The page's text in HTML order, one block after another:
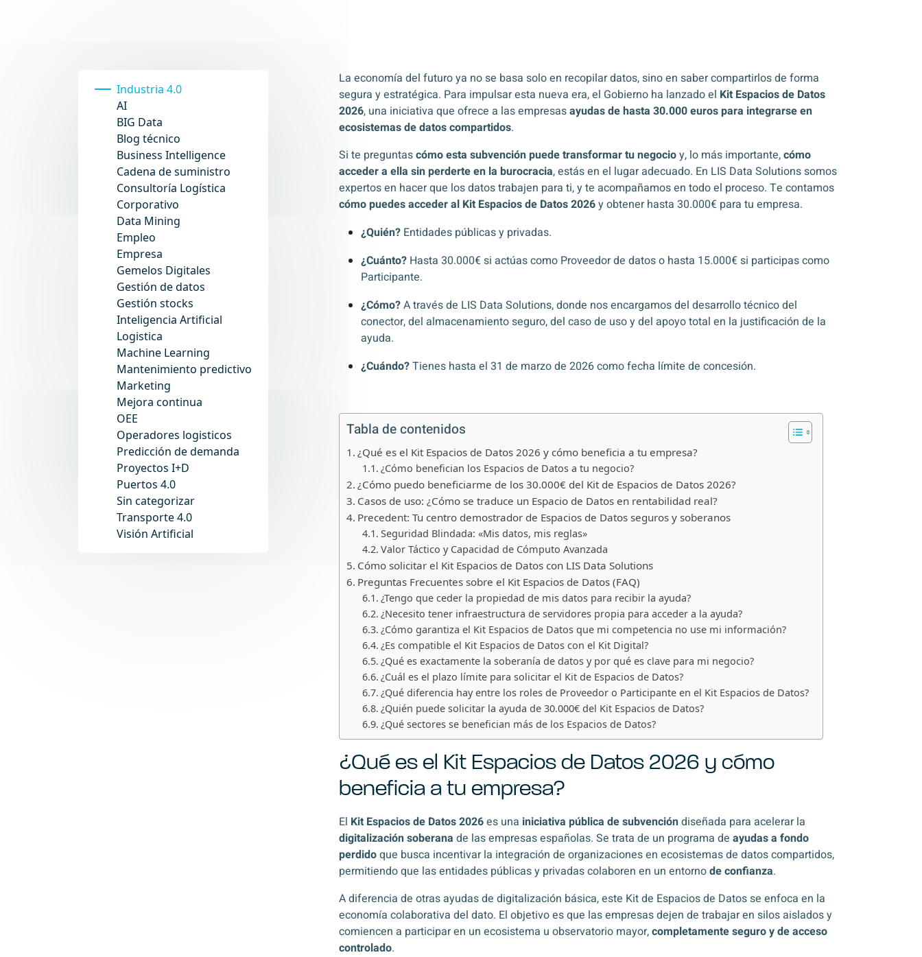
Industria 4.0
AI
BIG Data
Blog técnico
Business Intelligence
Cadena de suministro
Consultoría Logística
Corporativo
Data Mining
Empleo
Empresa
Gemelos Digitales
Gestión de datos
Gestión stocks
Inteligencia Artificial
Logistica
Machine Learning
Mantenimiento predictivo
Marketing
Mejora continua
OEE
Operadores logisticos
Predicción de demanda
Proyectos I+D
Puertos 4.0
Sin categorizar
Transporte 4.0
Visión Artificial
La economía del futuro ya no se basa solo en recopilar datos, sino en saber compartirlos de forma
segura y estratégica. Para impulsar esta nueva era, el Gobierno ha lanzado el Kit Espacios de Datos
2026, una iniciativa que ofrece a las empresasayudas de hasta 30.000 euros para integrarse en
ecosistemas de datos compartidos.
Si te preguntascómo esta subvención puede transformar tu negocioy, lo más importante,cómo
acceder a ella sin perderte en la burocracia, estás en el lugar adecuado. En LIS Data Solutions somos
expertos en hacer que los datos trabajen para ti, y te acompañamos en todo el proceso. Te contamos
cómo puedes acceder al Kit Espacios de Datos 2026y obtener hasta 30.000€ para tu empresa.
¿Quién? Entidades públicas y privadas.
¿Cuánto? Hasta 30.000€ si actúas como Proveedor de datos o hasta 15.000€ si participas como
Participante.
¿Cómo?A través de LIS Data Solutions, donde nos encargamos del desarrollo técnico del
conector, del almacenamiento seguro, del caso de uso y del apoyo total en la justificación de la
ayuda.
¿Cuándo?Tienes hasta el 31 de marzo de 2026 como fecha límite de concesión.
Tabla de contenidos
¿Qué es el Kit Espacios de Datos 2026 y cómo beneficia a tu empresa?
¿Cómo benefician los Espacios de Datos a tu negocio?
¿Cómo puedo beneficiarme de los 30.000€ del Kit de Espacios de Datos 2026?
Casos de uso: ¿Cómo se traduce un Espacio de Datos en rentabilidad real?
Precedent: Tu centro demostrador de Espacios de Datos seguros y soberanos
Seguridad Blindada: «Mis datos, mis reglas»
Valor Táctico y Capacidad de Cómputo Avanzada
Cómo solicitar el Kit Espacios de Datos con LIS Data Solutions
Preguntas Frecuentes sobre el Kit Espacios de Datos (FAQ)
¿Tengo que ceder la propiedad de mis datos para recibir la ayuda?
¿Necesito tener infraestructura de servidores propia para acceder a la ayuda?
¿Cómo garantiza el Kit Espacios de Datos que mi competencia no use mi información?
¿Es compatible el Kit Espacios de Datos con el Kit Digital?
¿Qué es exactamente la soberanía de datos y por qué es clave para mi negocio?
¿Cuál es el plazo límite para solicitar el Kit de Espacios de Datos?
¿Qué diferencia hay entre los roles de Proveedor o Participante en el Kit Espacios de Datos?
¿Quién puede solicitar la ayuda de 30.000€ del Kit Espacios de Datos?
¿Qué sectores se benefician más de los Espacios de Datos?
¿Qué es el Kit Espacios de Datos 2026 y cómo
beneficia a tu empresa?
El Kit Espacios de Datos 2026es una iniciativa pública de subvencióndiseñada para acelerar la
digitalización soberana de las empresas españolas. Se trata de un programa de ayudas a fondo
perdidoque busca incentivar la integración de organizaciones en ecosistemas de datos compartidos,
permitiendo que las entidades públicas y privadas colaboren en un entornode confianza.
A diferencia de otras ayudas de digitalización básica, este Kit de Espacios de Datos se enfoca en la
economía colaborativa del dato. El objetivo es que las empresas dejen de trabajar en silos aislados y
comiencen a participar en un ecosistema u observatorio mayor,completamente seguro y de acceso
controlado.